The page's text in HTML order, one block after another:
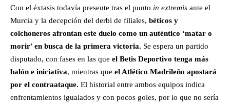
Con el éxtasis todavía presente tras el punto in extremis ante el
Murcia y la decepción del derbi de filiales, béticos y
colchoneros afrontan este duelo como un auténtico ‘matar o
morir’ en busca de la primera victoria. Se espera un partido
disputado, con fases en las que el Betis Deportivo tenga más
balón e iniciativa, mientras que el Atlético Madrileño apostará
por el contraataque. El historial entre ambos equipos indica
enfrentamientos igualados y con pocos goles, por lo que no sería